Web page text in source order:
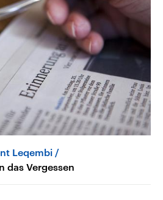
Leqembi
das Vergessen